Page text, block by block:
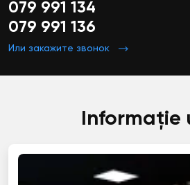
079 991 134
079 991 136
Или закажите звонок
Informație